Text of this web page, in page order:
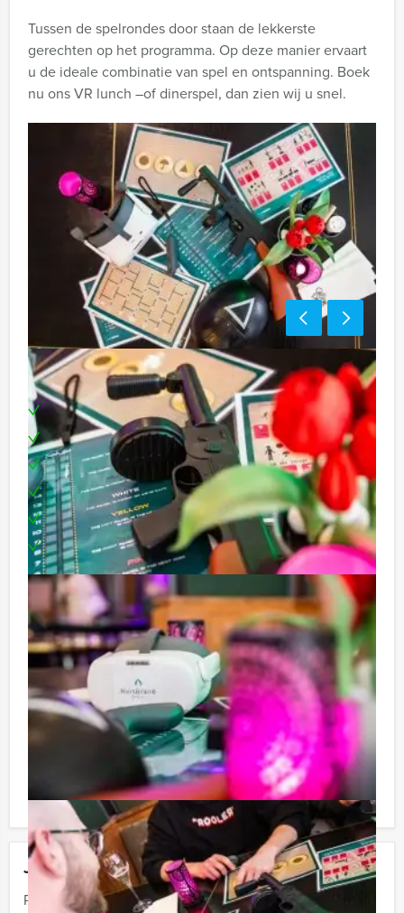
Jouw uitje
Prijs :
Tussen de spelrondes door staan de lekkerste
gerechten op het programma. Op deze manier ervaart
u de ideale combinatie van spel en ontspanning. Boek
nu ons VR lunch –of dinerspel, dan zien wij u snel.
Inclusief:
Professionele begeleiding
Moderne VR brillen
Uitgebreid 3-gangendiner
Leuke prijs voor het winnende team
Locatie in het centrum
Te boeken op uw gewenste dag en tijdstip!
Niet telkens uw knip hoeven trekken om uw drankje af
te rekenen? Voor € 13,50 per persoon per uur (excl.
BTW) kunt u gebruikmaken van het drankarrangement,
waarbij u onbeperkt kunt genieten van bier, fris,
huiswijn, koffie en thee. En… zo komt u ook achteraf
niet voor verrassingen te staan!
Afhankelijk van het minimaal aantal deelnemers
berekenen wij de minimale prijs voor dit arrangement.
U kunt altijd voor minder personen boeken als u bereid
bent om de minimale prijs te betalen.